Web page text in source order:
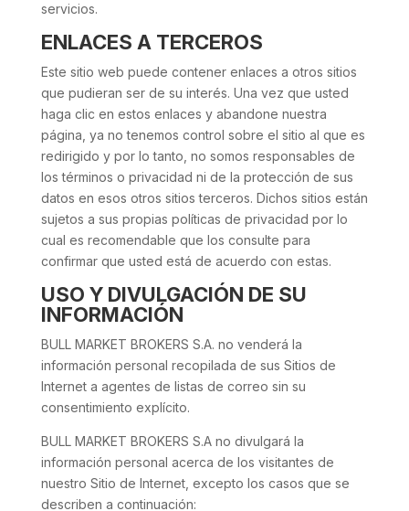
servicios.
ENLACES A TERCEROS
Este sitio web puede contener enlaces a otros sitios
que pudieran ser de su interés. Una vez que usted
haga clic en estos enlaces y abandone nuestra
página, ya no tenemos control sobre el sitio al que es
redirigido y por lo tanto, no somos responsables de
los términos o privacidad ni de la protección de sus
datos en esos otros sitios terceros. Dichos sitios están
sujetos a sus propias políticas de privacidad por lo
cual es recomendable que los consulte para
confirmar que usted está de acuerdo con estas.
USO Y DIVULGACIÓN DE SU
INFORMACIÓN
BULL MARKET BROKERS S.A. no venderá la
información personal recopilada de sus Sitios de
Internet a agentes de listas de correo sin su
consentimiento explícito.
BULL MARKET BROKERS S.A no divulgará la
información personal acerca de los visitantes de
nuestro Sitio de Internet, excepto los casos que se
describen a continuación: